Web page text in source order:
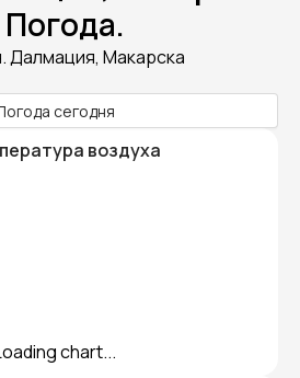
Далмация, Макарска
сегодня
воздуха
chart...